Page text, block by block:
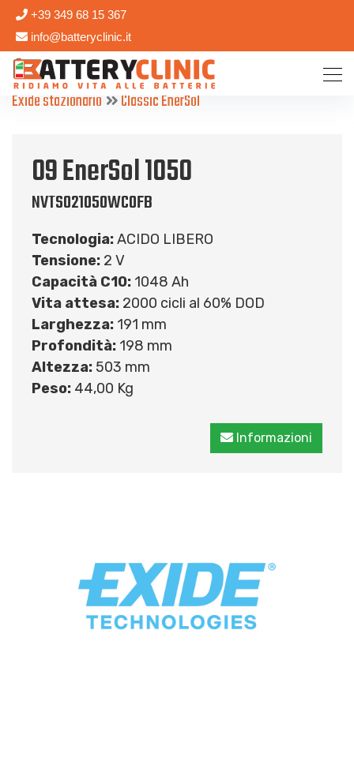
+39 349 68 15 367
info@batteryclinic.it
Exide stazionario Classic EnerSol
09 EnerSol 1050
NVTS021050WC0FB
Tecnologia:ACIDO LIBERO
Tensione: 2 V
Capacità C10: 1048 Ah
Vita attesa: 2000 cicli al 60% DOD
Larghezza: 191 mm
Profondità: 198 mm
Altezza: 503 mm
Peso: 44,00 Kg
Informazioni